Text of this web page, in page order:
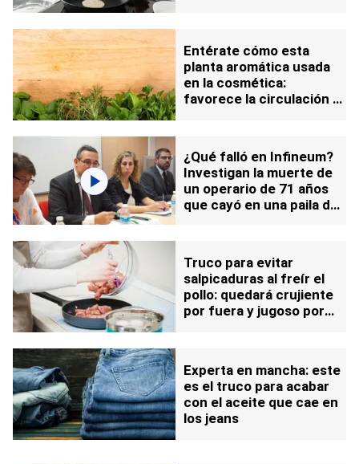
Entérate cómo esta
planta aromática usada
en la cosmética:
favorece la circulación y
¿Qué falló en Infineum?
Investigan la muerte de
un operario de 71 años
que cayó en una paila de
Truco para evitar
salpicaduras al freír el
pollo: quedará crujiente
por fuera y jugoso por
Experta en mancha: este
es el truco para acabar
con el aceite que cae en
los jeans